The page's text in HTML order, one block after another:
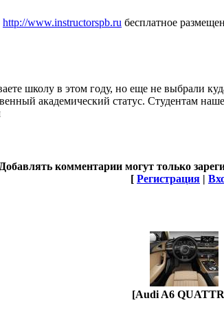
http://www.instructorspb.ru бесплатное
школу в этом году, но еще не выбрали
академический статус. Студентам
Добавлять комментарии могут только
[ Регистрация |
[Audi A6